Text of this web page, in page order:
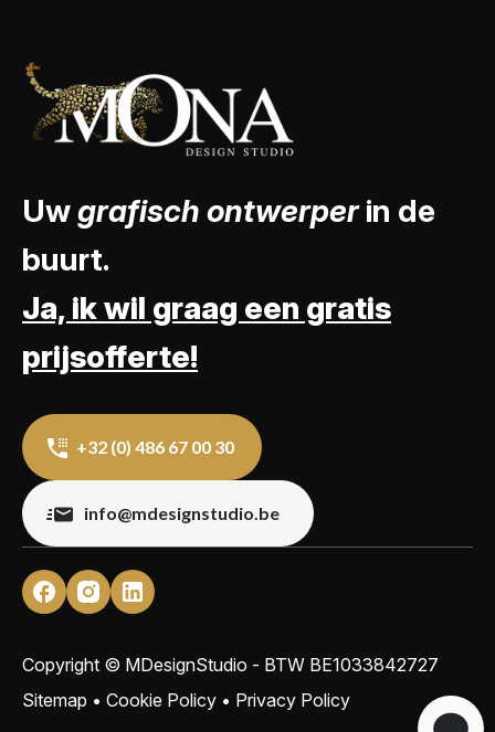
Uwgrafisch ontwerperin de
buurt.
Ja, ik wil graag een gratis
prijsofferte!
+32 (0) 486 67 00 30
info@mdesignstudio.be
Copyright © MDesignStudio - BTW BE1033842727
Sitemap • Cookie Policy • Privacy Policy